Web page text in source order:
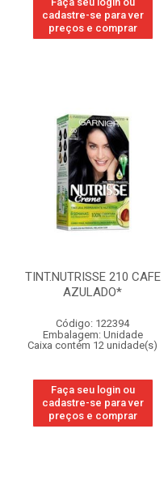
cadastre-se para ver
preços e comprar
TINT.NUTRISSE 210 CAFE
AZULADO*
Código: 122394
Embalagem: Unidade
Caixa contém 12 unidade(s)
Faça seu login ou
cadastre-se para ver
preços e comprar